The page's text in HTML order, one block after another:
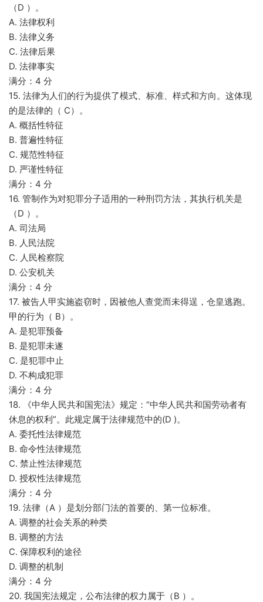
（D ）。
A. 法律权利
B. 法律义务
C. 法律后果
D. 法律事实
满分：4 分
15. 法律为人们的行为提供了模式、标准、样式和方向。这体现
的是法律的（ C）。
A. 概括性特征
B. 普遍性特征
C. 规范性特征
D. 严谨性特征
满分：4 分
16. 管制作为对犯罪分子适用的一种刑罚方法，其执行机关是
（D ）。
A. 司法局
B. 人民法院
C. 人民检察院
D. 公安机关
满分：4 分
17. 被告人甲实施盗窃时，因被他人查觉而未得逞，仓皇逃跑。
甲的行为（ B）。
A. 是犯罪预备
B. 是犯罪未遂
C. 是犯罪中止
D. 不构成犯罪
满分：4 分
18. 《中华人民共和国宪法》规定：“中华人民共和国劳动者有
休息的权利”。此规定属于法律规范中的(D )。
A. 委托性法律规范
B. 命令性法律规范
C. 禁止性法律规范
D. 授权性法律规范
满分：4 分
19. 法律（A ）是划分部门法的首要的、第一位标准。
A. 调整的社会关系的种类
B. 调整的方法
C. 保障权利的途径
D. 调整的机制
满分：4 分
20. 我国宪法规定，公布法律的权力属于（B ）。